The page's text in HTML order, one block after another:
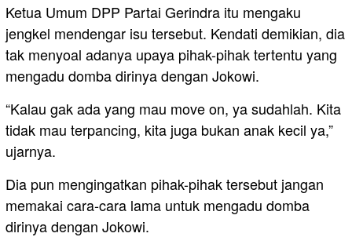
Ketua Umum DPP Partai Gerindra itu mengaku
jengkel mendengar isu tersebut. Kendati demikian, dia
tak menyoal adanya upaya pihak-pihak tertentu yang
mengadu domba dirinya dengan Jokowi.
“Kalau gak ada yang mau move on, ya sudahlah. Kita
tidak mau terpancing, kita juga bukan anak kecil ya,”
ujarnya.
Dia pun mengingatkan pihak-pihak tersebut jangan
memakai cara-cara lama untuk mengadu domba
dirinya dengan Jokowi.